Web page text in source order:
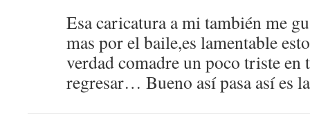
Esa caricatura a mi también me
mas por el baile,es lamentable
verdad comadre un poco triste en
regresar… Bueno así pasa así es